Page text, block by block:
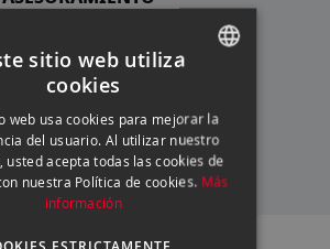
TÉCNICO
PROPIO ENGLISH
CATALAN
sitio web utiliza
cookies
web usa cookies para mejorar la
del usuario. Al utilizar nuestro
usted acepta todas las cookies de
nuestra Política de cookies. Más
información
ESTRICTAMENTE